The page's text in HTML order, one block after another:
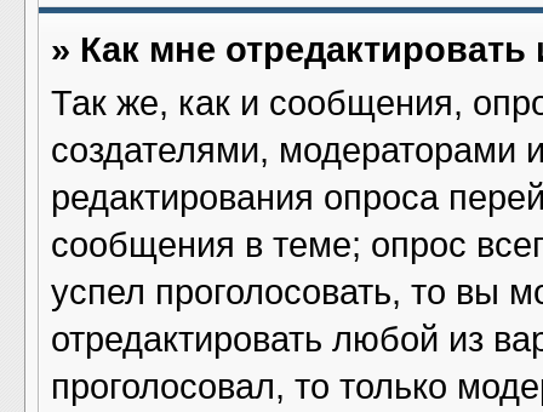
» Как мне
Так же, как и сообщения,
создателями, модераторами
редактирования опроса
сообщения в теме; опрос
успел проголосовать, то вы
отредактировать любой из
проголосовал, то только